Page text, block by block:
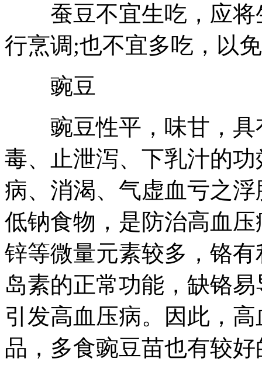
蚕豆不宜生吃，应将
行烹调;也不宜多吃，以
豌豆
豌豆性平，味甘，具
毒、止泄泻、下乳汁的
病、消渴、气虚血亏之
低钠食物，是防治高血
锌等微量元素较多，铬
岛素的正常功能，缺铬
引发高血压病。因此，
品，多食豌豆苗也有较